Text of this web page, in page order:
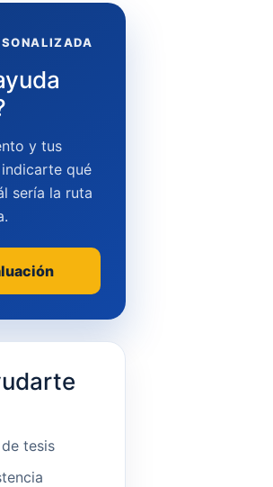
y tus
qué
sería la ruta
tesis